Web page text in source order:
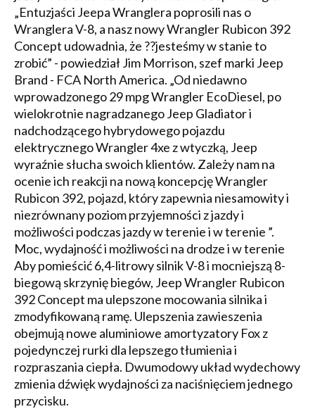
„Entuzjaści Jeepa Wranglera poprosili nas o
Wranglera V-8, a nasz nowy Wrangler Rubicon 392
Concept udowadnia, że ??jesteśmy w stanie to
zrobić” - powiedział Jim Morrison, szef marki Jeep
Brand - FCA North America. „Od niedawno
wprowadzonego 29 mpg Wrangler EcoDiesel, po
wielokrotnie nagradzanego Jeep Gladiator i
nadchodzącego hybrydowego pojazdu
elektrycznego Wrangler 4xe z wtyczką, Jeep
wyraźnie słucha swoich klientów. Zależy nam na
ocenie ich reakcji na nową koncepcję Wrangler
Rubicon 392, pojazd, który zapewnia niesamowity i
niezrównany poziom przyjemności z jazdy i
możliwości podczas jazdy w terenie i w terenie ”.
Moc, wydajność i możliwości na drodze i w terenie
Aby pomieścić 6,4-litrowy silnik V-8 i mocniejszą 8-
biegową skrzynię biegów, Jeep Wrangler Rubicon
392 Concept ma ulepszone mocowania silnika i
zmodyfikowaną ramę. Ulepszenia zawieszenia
obejmują nowe aluminiowe amortyzatory Fox z
pojedynczej rurki dla lepszego tłumienia i
rozpraszania ciepła. Dwumodowy układ wydechowy
zmienia dźwięk wydajności za naciśnięciem jednego
przycisku.